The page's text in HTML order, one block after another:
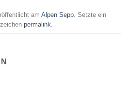
am Alpen Sepp . Setzte ein
permalink